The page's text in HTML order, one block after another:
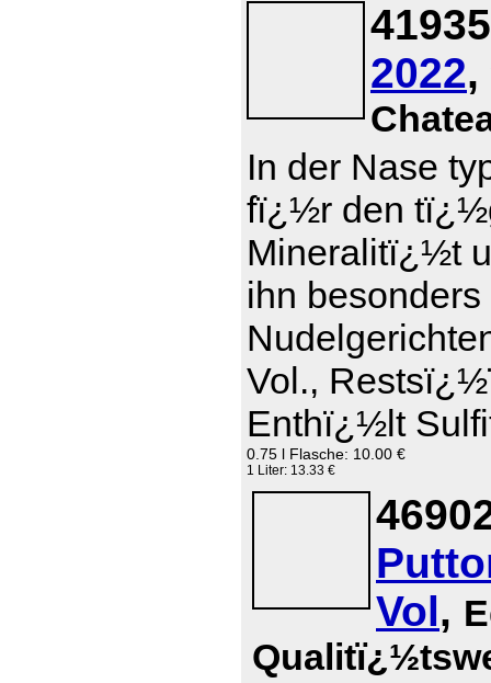
2022,
In der Nase
fï¿½r den
Mineralitï¿½t
ihn
Vol.,
Enthï¿½lt
0.75 l Flasche: 10.00 €
1 Liter: 13.33 €
Vol,